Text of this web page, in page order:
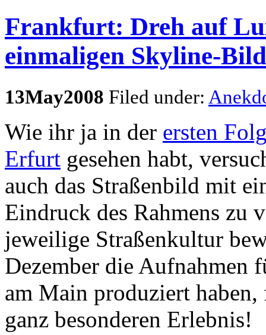
Frankfurt: Dreh auf
einmaligen Skyline-
13May2008 Filed under:
Wie ihr ja in der ersten
Erfurt gesehen habt,
auch das Straßenbild mit
Eindruck des Rahmens zu
jeweilige Straßenkultur
Dezember die Aufnahmen
am Main produziert
ganz besonderen Erlebnis!